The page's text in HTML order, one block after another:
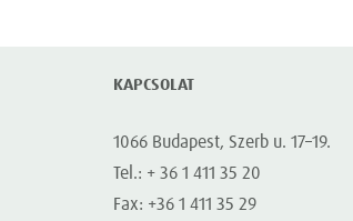
KAPCSOLAT
1066 Budapest, Szerb u. 17–19.
Tel.: + 36 1 411 35 20
Fax: +36 1 411 35 29